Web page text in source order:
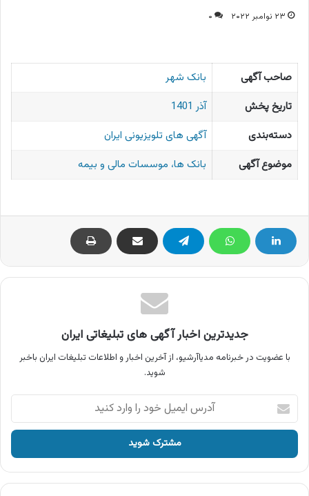
۲۳ نوامبر ۲۰۲۲ ۰
صاحب آگهی
بانک شهر
تاریخ پخش
آذر 1401
دسته‌بندی
آگهی های تلویزیونی ایران
موضوع آگهی
بانک ها، موسسات مالی و بیمه
جدیدترین اخبار آگهی های تبلیغاتی ایران
با عضویت در خبرنامه مدیاآرشیو، از آخرین اخبار و اطلاعات تبلیغات ایران باخبر
شوید.
آدرس
ایمیل
خود
وارد
کنید